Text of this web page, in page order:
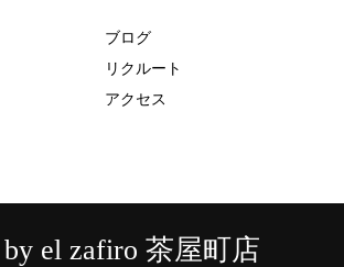
ブログ
リクルート
アクセス
by el zafiro 茶屋町店